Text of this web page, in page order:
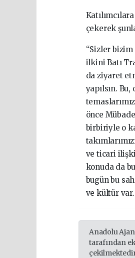
çekerek
“Sizler bizim
ilkini Batı
da ziyaret
yapılsın.
önce
birbiriyle o
ve ticari
konuda da
bugün bu
ve kültür
Anadolu
tarafından